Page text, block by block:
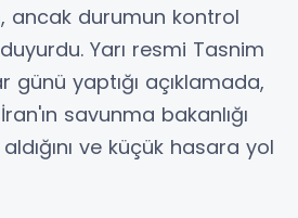
ancak durumun kontrol
Yarı resmi Tasnim
günü yaptığı açıklamada,
İran'ın savunma bakanlığı
ve küçük hasara yol